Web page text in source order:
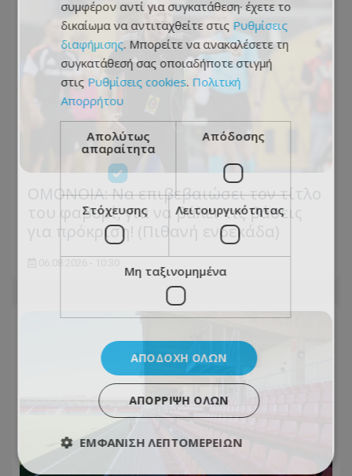
ΟΜΟΝΟΙΑ: Να επιβεβαιώσει τον τίτλο
του φαβορί, για να βάλει τις βάσεις
για πρόκριση! (Πιθανή ενδεκάδα)
συμφέρον αντί για συγκατάθεση· έχετε το
δικαίωμα να αντιταχθείτε στις Ρυθμίσεις
διαφήμισης. Μπορείτε να ανακαλέσετε τη
συγκατάθεσή σας οποιαδήποτε στιγμή
στις Ρυθμίσεις cookies. Πολιτική
Απορρήτου
Απολύτως
απαραίτητα
Απόδοσης
Στόχευσης Λειτουργικότητας
Μη ταξινομημένα
ΑΠΟΔΟΧΉ ΌΛΩΝ
ΑΠΌΡΡΙΨΗ ΌΛΩΝ
ΕΜΦΆΝΙΣΗ ΛΕΠΤΟΜΕΡΕΙΏΝ